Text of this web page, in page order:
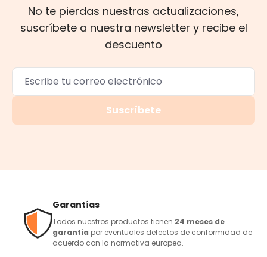
No te pierdas nuestras actualizaciones,
suscríbete a nuestra newsletter y recibe el
descuento
Suscríbete
Garantías
Todos nuestros productos tienen 24 meses de
garantía por eventuales defectos de conformidad de
acuerdo con la normativa europea.